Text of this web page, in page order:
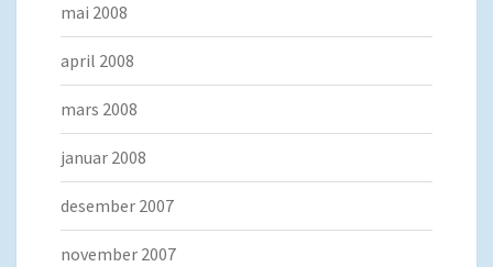
mai 2008
april 2008
mars 2008
januar 2008
desember 2007
november 2007